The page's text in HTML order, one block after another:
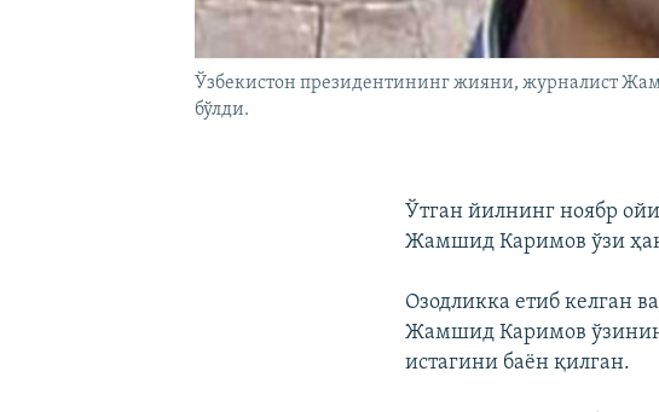
Ўзбекистон президентининг жияни, журналист
бўлди.
Ўтган йилнинг ноябр
Жамшид Каримов ўзи
Озодликка етиб келган
Жамшид Каримов
истагини баëн қилган.